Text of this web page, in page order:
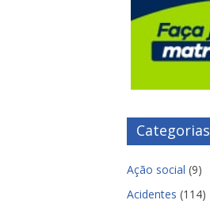
Categorias
Ação social (9)
Acidentes (114)